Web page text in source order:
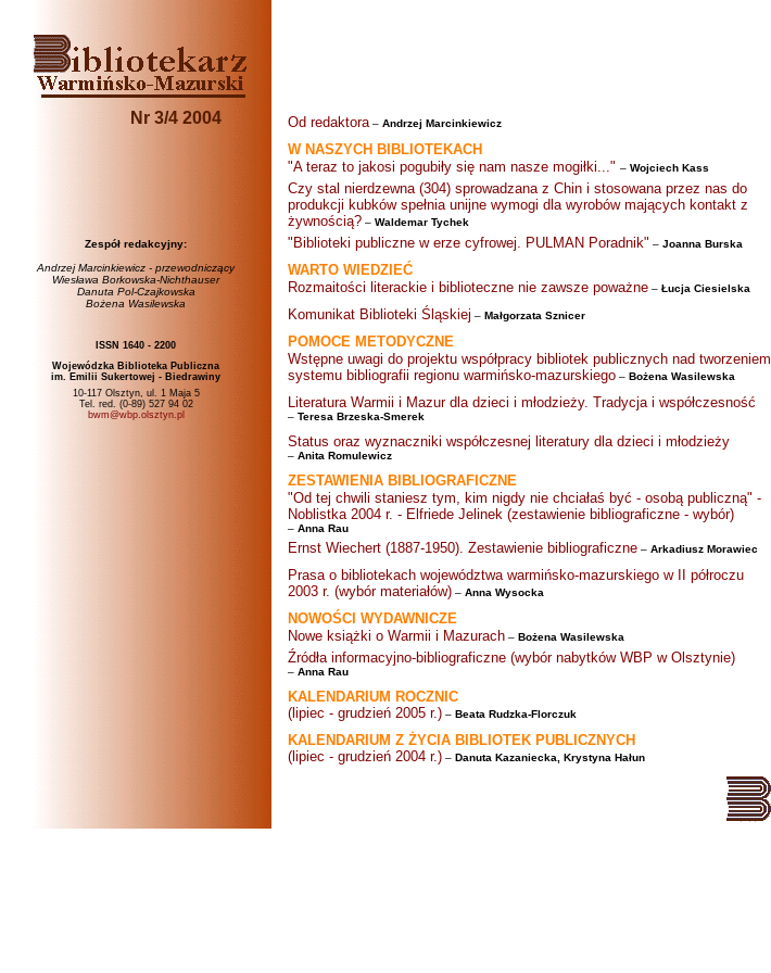
Nr 3/4 2004
Zespół redakcyjny:
Andrzej Marcinkiewicz - przewodniczący
Wiesława Borkowska-Nichthauser
Danuta Pol-Czajkowska
Bożena Wasilewska
ISSN 1640 - 2200
Wojewódzka Biblioteka Publiczna
im. Emilii Sukertowej - Biedrawiny
10-117 Olsztyn, ul. 1 Maja 5
Tel. red. (0-89) 527 94 02
bwm@wbp.olsztyn.pl
Od redaktora – Andrzej Marcinkiewicz
W NASZYCH BIBLIOTEKACH
"A teraz to jakosi pogubiły się nam nasze mogiłki..." – Wojciech Kass
Czy stal nierdzewna (304) sprowadzana z Chin i stosowana przez nas do
produkcji kubków spełnia unijne wymogi dla wyrobów mających kontakt z
żywnością? – Waldemar Tychek
"Biblioteki publiczne w erze cyfrowej. PULMAN Poradnik" – Joanna Burska
WARTO WIEDZIEĆ
Rozmaitości literackie i biblioteczne nie zawsze poważne – Łucja Ciesielska
Komunikat Biblioteki Śląskiej – Małgorzata Sznicer
POMOCE METODYCZNE
Wstępne uwagi do projektu współpracy bibliotek publicznych nad tworzeniem
systemu bibliografii regionu warmińsko-mazurskiego – Bożena Wasilewska
Literatura Warmii i Mazur dla dzieci i młodzieży. Tradycja i współczesność
– Teresa Brzeska-Smerek
Status oraz wyznaczniki współczesnej literatury dla dzieci i młodzieży
– Anita Romulewicz
ZESTAWIENIA BIBLIOGRAFICZNE
"Od tej chwili staniesz tym, kim nigdy nie chciałaś być - osobą publiczną" -
Noblistka 2004 r. - Elfriede Jelinek (zestawienie bibliograficzne - wybór)
– Anna Rau
Ernst Wiechert (1887-1950). Zestawienie bibliograficzne – Arkadiusz Morawiec
Prasa o bibliotekach województwa warmińsko-mazurskiego w II półroczu
2003 r. (wybór materiałów) – Anna Wysocka
NOWOŚCI WYDAWNICZE
Nowe książki o Warmii i Mazurach – Bożena Wasilewska
Źródła informacyjno-bibliograficzne (wybór nabytków WBP w Olsztynie)
– Anna Rau
KALENDARIUM ROCZNIC
(lipiec - grudzień 2005 r.) – Beata Rudzka-Florczuk
KALENDARIUM Z ŻYCIA BIBLIOTEK PUBLICZNYCH
(lipiec - grudzień 2004 r.) – Danuta Kazaniecka, Krystyna Hałun